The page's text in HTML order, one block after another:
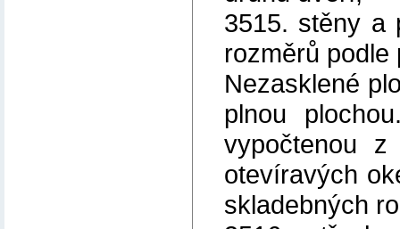
3515. stěny a
rozměrů podle
Nezasklené
plnou
vypočtenou z
otevíravých
skladebných